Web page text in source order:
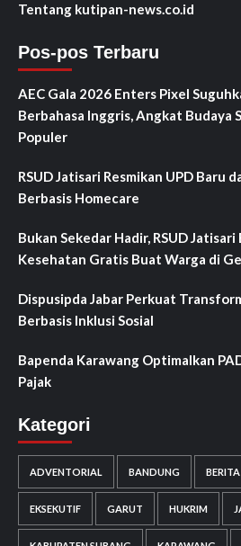
Tentang kutipan-news.co.id
Pos-pos Terbaru
AEC Gala 2026 Enters Pixel
Berbahasa Inggris, Angkat Budaya
Populer
RSUD Jatisari Resmikan UPD Baru
Berbasis Homecare
Bukan Sekedar Hadir, RSUD
Kesehatan Gratis Buat Warga di
Dispusipda Jabar Perkuat
Berbasis Inklusi Sosial
Bapenda Karawang Optimalkan
Pajak
Kategori
ADVENTORIAL BANDUNG BERITA
EKSEKUTIF GARUT HUKRIM